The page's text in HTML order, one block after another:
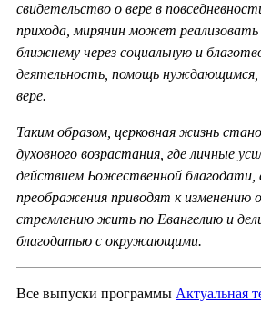
свидетельство о вере в
прихода, мирянин может реализовать
ближнему через социальную и
деятельность, помощь нуждающимся,
вере.
Таким образом, церковная жизнь
духовного возрастания, где личные
действием Божественной благодати,
преображения приводят к изменению
стремлению жить по Евангелию и
благодатью с окружающими.
Все выпуски программы Актуальная